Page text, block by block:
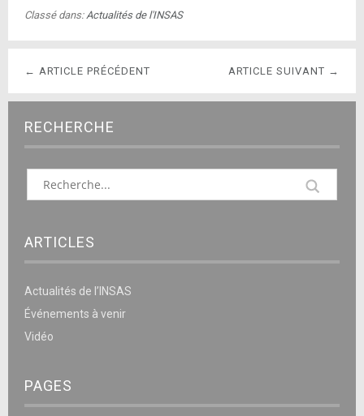
Classé dans:Actualités de l'INSAS
ARTICLE SUIVANT →
← ARTICLE PRÉCÉDENT
RECHERCHE
ARTICLES
Actualités de l’INSAS
Événements à venir
Vidéo
PAGES